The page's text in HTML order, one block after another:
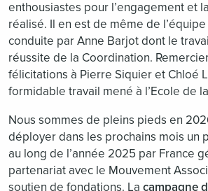
enthousiastes pour l’engagement et
réalisé. Il en est de même de l’équipe
conduite par Anne Barjot dont le
réussite de la Coordination.
félicitations à Pierre Siquier et Chloé
formidable travail mené à l’Ecole de
Nous sommes de pleins pieds en
déployer dans les prochains mois un
au long de l’année 2025 par France
partenariat avec le Mouvement
soutien de fondations. La campagne